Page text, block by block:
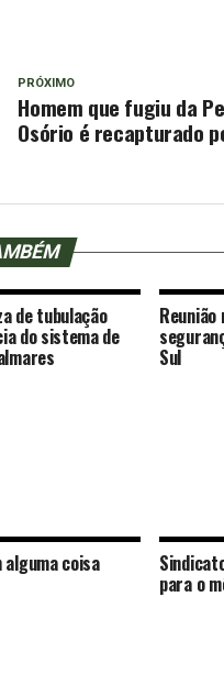
PRÓXIMO
Homem que fugiu da
Osório é recapturado
de tubulação
do sistema de
Reunião
Sul
alguma coisa
para o